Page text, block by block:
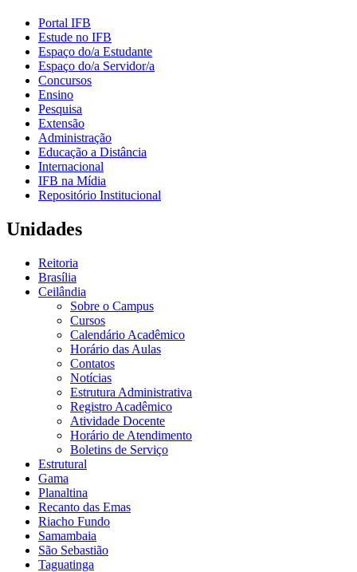
Portal IFB
Estude no IFB
Espaço do/a Estudante
Espaço do/a Servidor/a
Concursos
Ensino
Pesquisa
Extensão
Administração
Educação a Distância
Internacional
IFB na Mídia
Repositório Institucional
Unidades
Reitoria
Brasília
Ceilândia
Sobre o Campus
Cursos
Calendário Acadêmico
Horário das Aulas
Contatos
Notícias
Estrutura Administrativa
Registro Acadêmico
Atividade Docente
Horário de Atendimento
Boletins de Serviço
Estrutural
Gama
Planaltina
Recanto das Emas
Riacho Fundo
Samambaia
São Sebastião
Taguatinga